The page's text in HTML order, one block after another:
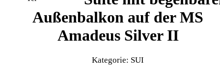
Außenbalkon auf der MS
Amadeus Silver II
Kategorie: SUI